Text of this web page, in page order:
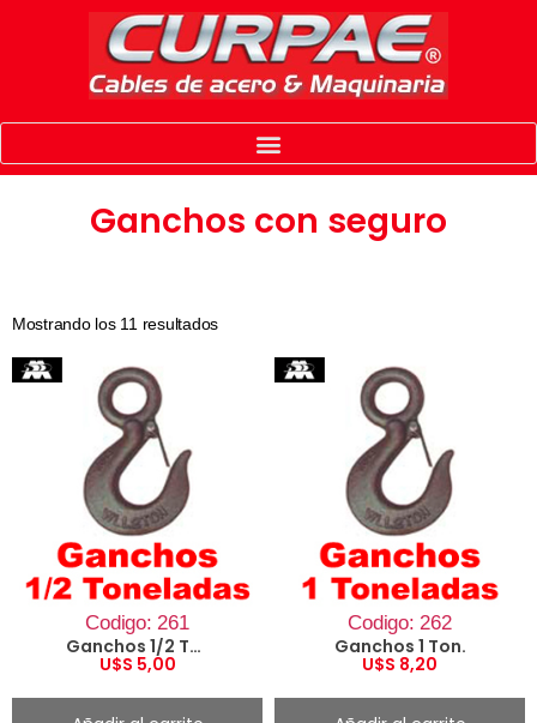
Ganchos con seguro
Mostrando los 11 resultados
Codigo: 261
Ganchos 1/2 Ton.
U$S 5,00
Codigo: 262
Ganchos 1 Ton.
U$S 8,20